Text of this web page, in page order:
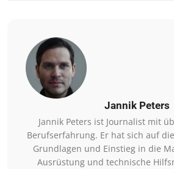
Jannik Peters
Jannik Peters ist Journalist mit
Berufserfahrung. Er hat sich auf
Grundlagen und Einstieg in die
Ausrüstung und technische